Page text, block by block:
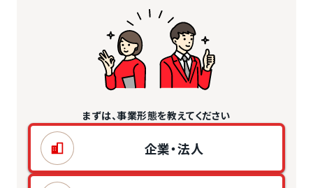
まずは、事業形態を教えてください
企業・法人